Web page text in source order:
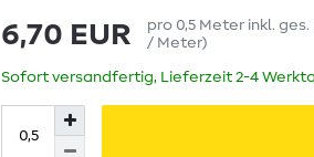
6,70 EUR pro 0,5 Meter inkl. ges.
/ Meter)
Sofort versandfertig, Lieferzeit 2-4